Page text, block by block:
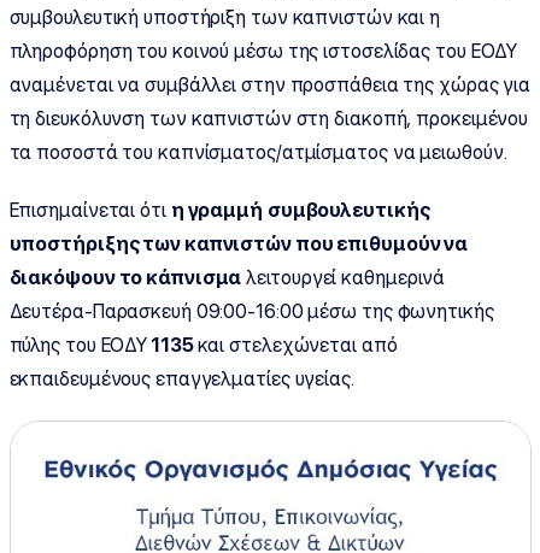
συμβουλευτική υποστήριξη των καπνιστών και η
πληροφόρηση του κοινού μέσω της ιστοσελίδας του ΕΟΔΥ
αναμένεται να συμβάλλει στην προσπάθεια της χώρας για
τη διευκόλυνση των καπνιστών στη διακοπή, προκειμένου
τα ποσοστά του καπνίσματος/ατμίσματος να μειωθούν.
Επισημαίνεται ότι η γραμμή συμβουλευτικής
υποστήριξης των καπνιστών που επιθυμούν να
διακόψουν το κάπνισμα λειτουργεί καθημερινά
Δευτέρα-Παρασκευή 09:00-16:00 μέσω της φωνητικής
πύλης του ΕΟΔΥ 1135και στελεχώνεται από
εκπαιδευμένους επαγγελματίες υγείας.